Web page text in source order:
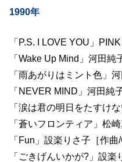
1990年
「P.S. I LOVE YOU」
「Wake Up Mind」河田純
「雨あがりはミント色」
「NEVER MIND」河田純
「涙は君の明日をたすけ
「蒼いフロンティア」松崎
「Fun」設楽りさ子［作曲/
「ごきげんいかが?」設楽